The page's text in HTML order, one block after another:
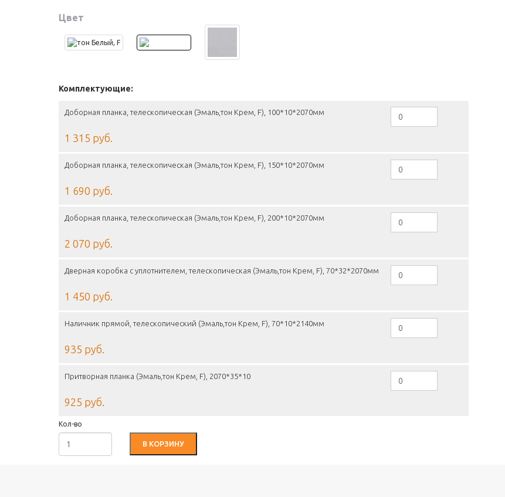
Цвет
Комплектующие:
Доборная планка, телескопическая (Эмаль,тон Крем, F), 100*10*2070мм
1 315 руб.
Доборная планка, телескопическая (Эмаль,тон Крем, F), 150*10*2070мм
1 690 руб.
Доборная планка, телескопическая (Эмаль,тон Крем, F), 200*10*2070мм
2 070 руб.
Дверная коробка с уплотнителем, телескопическая (Эмаль,тон Крем, F), 70*32*2070мм
1 450 руб.
Наличник прямой, телескопический (Эмаль,тон Крем, F), 70*10*2140мм
935 руб.
Притворная планка (Эмаль,тон Крем, F), 2070*35*10
925 руб.
Кол-во
В КОРЗИНУ